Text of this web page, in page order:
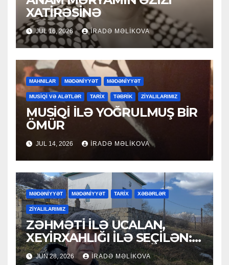
XATİRƏSİNƏ
JUL 16, 2026 İRADƏ MƏLIKOVA
MAHNILAR MƏDƏNİYYƏT MƏDƏNİYYƏT
MUSİQİ VƏ ALƏTLƏR TARİX TƏBRİK ZİYALILARIMIZ
MUSİQİ İLƏ YOĞRULMUŞ BİR
ÖMÜR
JUL 14, 2026 İRADƏ MƏLIKOVA
MƏDƏNİYYƏT MƏDƏNİYYƏT TARİX XƏBƏRLƏR
ZİYALILARIMIZ
ZƏHMƏTİ İLƏ UCALAN,
XEYİRXAHLIĞI İLƏ SEÇİLƏN:
HACI RAMAZAN QULİYEV
JUN 28, 2026 İRADƏ MƏLIKOVA